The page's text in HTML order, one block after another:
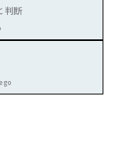
判断